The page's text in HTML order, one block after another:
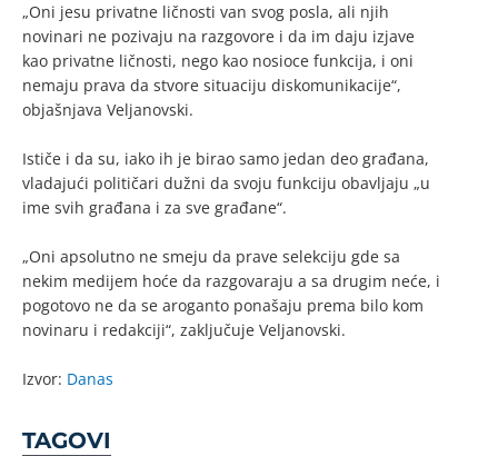
„Oni jesu privatne ličnosti van svog posla, ali njih
novinari ne pozivaju na razgovore i da im daju izjave
kao privatne ličnosti, nego kao nosioce funkcija, i oni
nemaju prava da stvore situaciju diskomunikacije“,
objašnjava Veljanovski.
Ističe i da su, iako ih je birao samo jedan deo građana,
vladajući političari dužni da svoju funkciju obavljaju „u
ime svih građana i za sve građane“.
„Oni apsolutno ne smeju da prave selekciju gde sa
nekim medijem hoće da razgovaraju a sa drugim neće, i
pogotovo ne da se aroganto ponašaju prema bilo kom
novinaru i redakciji“, zaključuje Veljanovski.
Izvor: Danas
TAGOVI